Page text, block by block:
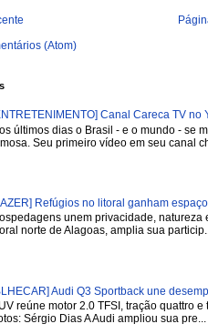
(Atom)
Canal Careca TV
últimos dias o Brasil - e o mundo - se
Seu primeiro vídeo em seu canal
Refúgios no litoral ganham
unem privacidade,
norte de Alagoas, amplia sua
Audi Q3 Sportback une
reúne motor 2.0 TFSI, tração quattro
Sérgio Dias A Audi ampliou sua pre...